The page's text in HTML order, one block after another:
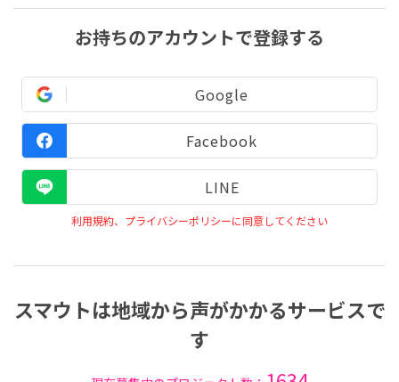
お持ちのアカウントで登録する
Google
Facebook
LINE
利用規約、プライバシーポリシーに同意してください
スマウトは地域から声がかかるサービスで
す